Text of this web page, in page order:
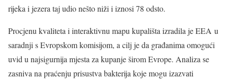
rijeka i jezera taj udio nešto niži i iznosi 78 odsto.
Procjenu kvaliteta i interaktivnu mapu kupališta izradila je EEA u
saradnji s Evropskom komisijom, a cilj je da građanima omogući
uvid u najsigurnija mjesta za kupanje širom Evrope. Analiza se
zasniva na praćenju prisustva bakterija koje mogu izazvati